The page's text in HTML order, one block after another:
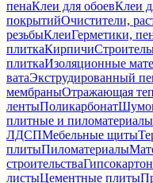
пенаКлеи для обоевКлеи
покрытийОчистители,
резьбыКлеиГерметики,
плиткаКирпичи
плиткаИзоляционные
ватаЭкструдированный
мембраныОтражающая
лентыПоликарбонат
плитные и пиломатериалы
ЛДСПМебельные щиты
плитыПиломатериалы
строительстваГипсокартон
листыЦементные плиты